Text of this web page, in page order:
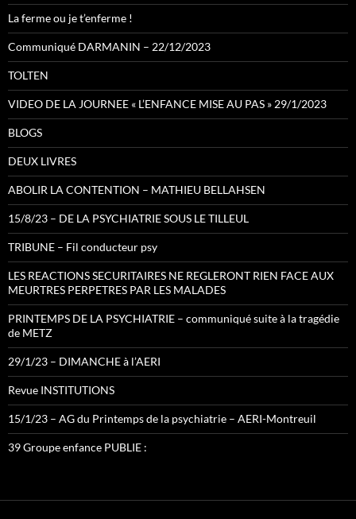
La ferme ou je t’enferme !
Communiqué DARMANIN – 22/12/2023
TOLTEN
VIDEO DE LA JOURNEE « L’ENFANCE MISE AU PAS » 29/1/2023
BLOGS
DEUX LIVRES
ABOLIR LA CONTENTION – MATHIEU BELLAHSEN
15/8/23 – DE LA PSYCHIATRIE SOUS LE TILLEUL
TRIBUNE – Fil conducteur psy
LES REACTIONS SECURITAIRES NE REGLERONT RIEN FACE AUX
MEURTRES PERPETRES PAR LES MALADES
PRINTEMPS DE LA PSYCHIATRIE – communiqué suite à la tragédie
de METZ
29/1/23 – DIMANCHE à l’AERI
Revue INSTITUTIONS
15/1/23 – AG du Printemps de la psychiatrie – AERI-Montreuil
39 Groupe enfance PUBLIE :